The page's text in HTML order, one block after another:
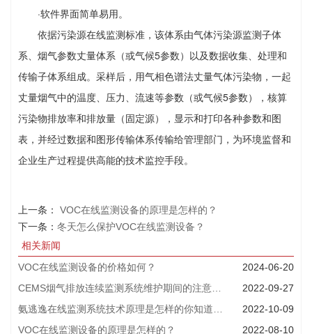
·软件界面简单易用。
依据污染源在线监测标准，该体系由气体污染源监测子体
系、烟气参数丈量体系（或气候5参数）以及数据收集、处理和
传输子体系组成。采样后，用气相色谱法丈量气体污染物，一起
丈量烟气中的温度、压力、流速等参数（或气候5参数），核算
污染物排放率和排放量（固定源），显示和打印各种参数和图
表，并经过数据和图形传输体系传输给管理部门，为环境监督和
企业生产过程提供高能的技术监控手段。
上一条： VOC在线监测设备的原理是怎样的？
下一条： 冬天怎么保护VOC在线监测设备？
相关新闻
VOC在线监测设备的价格如何？
2024-06-20
2022-09-27
2022-10-09
VOC在线监测设备的原理是怎样的？
2022-08-10